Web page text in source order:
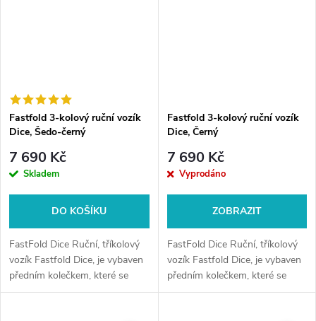
Fastfold 3-kolový ruční vozík
Dice, Šedo-černý
7 690 Kč
Skladem
DO KOŠÍKU
FastFold Dice Ruční, tříkolový
vozík Fastfold Dice, je vybaven
předním kolečkem, které se
otáčí o 360 stupňů a unikátním
Fastfold 3-kolový ruční vozík
Dice, Černý
7 690 Kč
Vyprodáno
ZOBRAZIT
FastFold Dice Ruční, tříkolový
vozík Fastfold Dice, je vybaven
předním kolečkem, které se
otáčí o 360 stupňů a unikátním